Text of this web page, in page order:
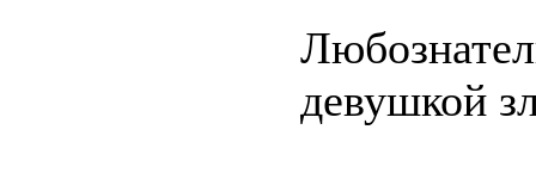
девушкой